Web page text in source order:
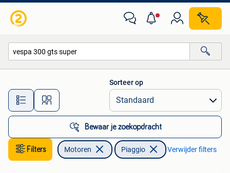
Alle afstanden…
Sorteer op
Bewaar je zoekopdracht
Filters Motoren Piaggio Verwijder filters